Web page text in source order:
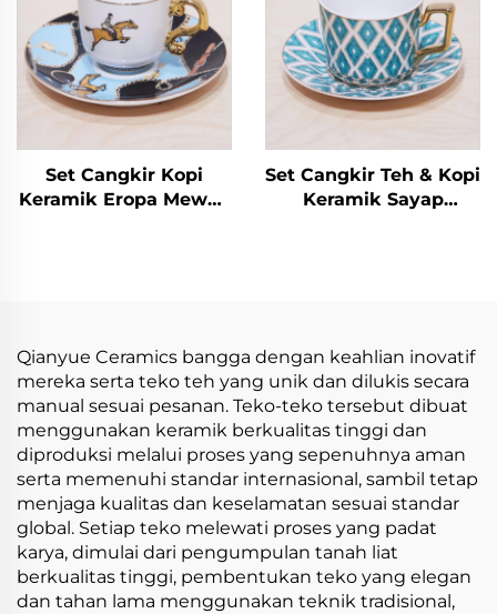
Kebutuhan Bisnis dan
Promosi Teh Susu
Set Cangkir Kopi
Keramik Eropa Mewah
Luar Negeri
Set Cangkir Teh & Kopi
Keramik Sayap
Qianyue Ceramics bangga dengan keahlian inovatif
mereka serta teko teh yang unik dan dilukis secara
manual sesuai pesanan. Teko-teko tersebut dibuat
menggunakan keramik berkualitas tinggi dan
diproduksi melalui proses yang sepenuhnya aman
serta memenuhi standar internasional, sambil tetap
menjaga kualitas dan keselamatan sesuai standar
global. Setiap teko melewati proses yang padat
karya, dimulai dari pengumpulan tanah liat
berkualitas tinggi, pembentukan teko yang elegan
dan tahan lama menggunakan teknik tradisional,